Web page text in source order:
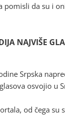
pomisli da su i
NAJVIŠE
Srpska
osvojio u
od čega